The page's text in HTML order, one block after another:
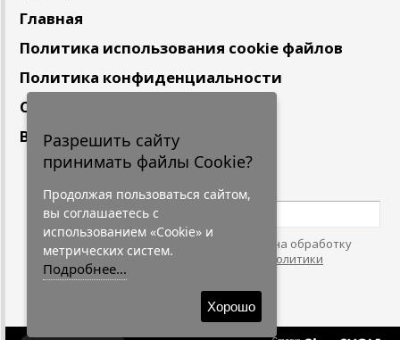
Главная
Политика использования cookie файлов
Политика конфиденциальности
Сотрудничество
Вакансии
Подпишитесь
Нажимая на кнопку, я даю согласие на обработку
персональных данных. С условиями
"Политики
Конфидециальности"
Разрешить сайту
принимать файлы Cookie?
Продолжая пользоваться сайтом,
вы соглашаетесь с
использованием «Cookie» и
метрических систем.
Подробнее...
Хорошо